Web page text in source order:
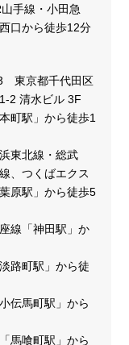
手線・小田急
西口から徒歩12分
東京都千代田区
2 清水ビル 3F
町駅」から徒歩1
東北線・総武
、つくばエクス
原駅」から徒歩5
線「神田駅」か
路町駅」から徒
伝馬町駅」から
馬喰町駅」から